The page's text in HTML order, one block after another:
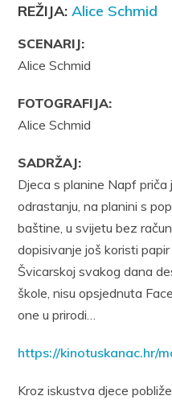
REŽIJA:Alice Schmid
SCENARIJ:
Alice Schmid
FOTOGRAFIJA:
Alice Schmid
SADRŽAJ:
Djeca s planine Napf priča
odrastanju, na planini s
baštine, u svijetu bez
dopisivanje još koristi
Švicarskoj svakog dana
škole, nisu opsjednuta
one u prirodi…
https://kinotuskanac.hr/
Kroz iskustva djece